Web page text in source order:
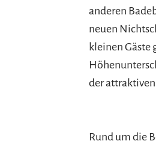
anderen
neuen
kleinen Gäste
der
Rund um die